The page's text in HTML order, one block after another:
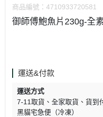
商品編號： 4710933720581
御師傅鮑魚片230g-全
運送&付款
運送方式
7-11取貨
全家取貨 貨到
黑貓宅急便（冷凍）